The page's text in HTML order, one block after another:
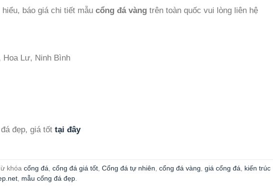
báo giá chi tiết mẫu cổng đá vàng trên toàn quốc vui lòng liên hệ
Hoa Lư, Ninh Bình
đẹp, giá tốt tại đây
khóa cổng đá cổng đá giá tốt Cổng đá tự nhiên cổng đá vàng giá cổng đá
kiến trúc
mẫu cổng đá đẹp